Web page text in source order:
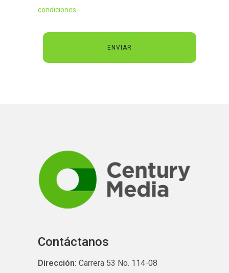
condiciones
Contáctanos
Dirección: Carrera 53 No. 114-08